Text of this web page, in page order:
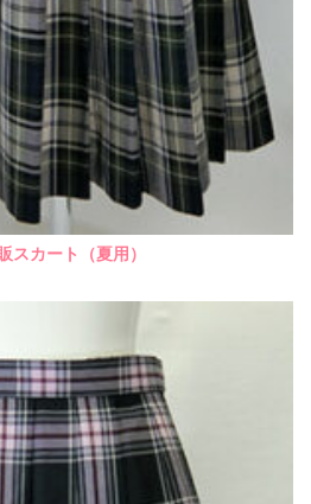
スカート（夏用）